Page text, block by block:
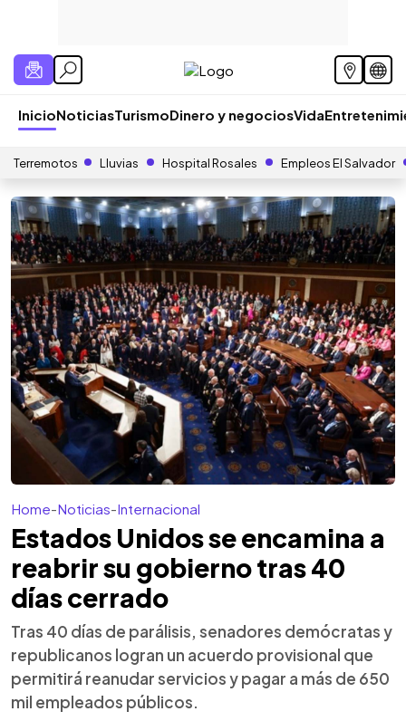
InicioNoticiasTurismoDinero y negociosVida
Terremotos Lluvias Hospital Rosales Empleos El Salvador
Home-Noticias-Internacional
Estados Unidos se encamina a
reabrir su gobierno tras 40
días cerrado
Tras 40 días de parálisis, senadores demócratas y
republicanos logran un acuerdo provisional que
permitirá reanudar servicios y pagar a más de 650
mil empleados públicos.